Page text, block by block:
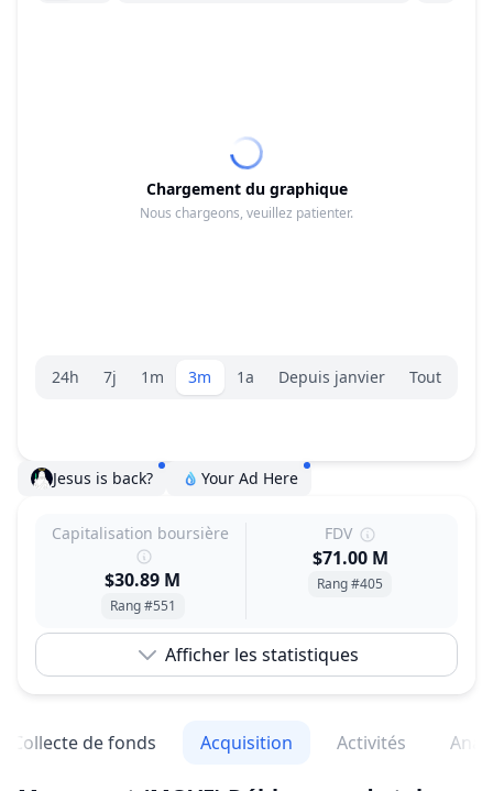
Chargement du graphique
Nous chargeons, veuillez patienter.
Sélecteur de plage.
24h 7j 1m 3m 1a Depuis janvier Tout
Jesus is back? Your Ad Here
Capitalisation boursière
$30.89 M
Rang #551
FDV
$71.00 M
Rang #405
Afficher les statistiques
Collecte de fonds Acquisition Activités